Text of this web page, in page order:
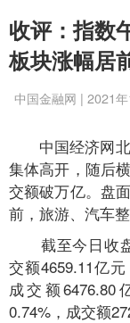
收评：指数
板块涨幅居
中国金融网 | 2021
中国经济网北
集体高开，随后
交额破万亿。盘
前，旅游、汽车
截至今日收盘
交额4659.11亿
成交额6476.80
0.74%，成交额